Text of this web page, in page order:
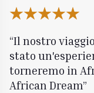
Il nostro
stato
torneremo in
African Dream